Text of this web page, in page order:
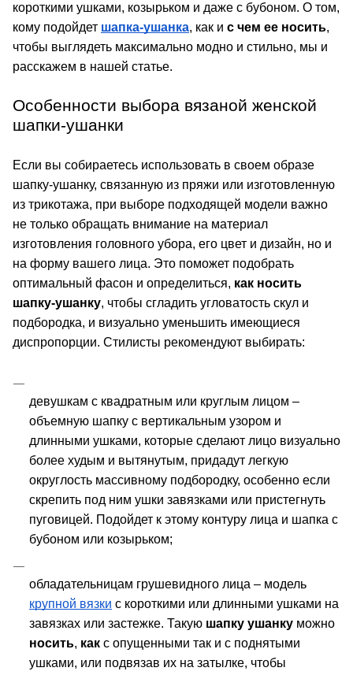
короткими ушками, козырьком и даже с бубоном. О том,
кому подойдет шапка-ушанка, как и с чем ее носить,
чтобы выглядеть максимально модно и стильно, мы и
расскажем в нашей статье.
Особенности выбора вязаной женской
шапки-ушанки
Если вы собираетесь использовать в своем образе
шапку-ушанку, связанную из пряжи или изготовленную
из трикотажа, при выборе подходящей модели важно
не только обращать внимание на материал
изготовления головного убора, его цвет и дизайн, но и
на форму вашего лица. Это поможет подобрать
оптимальный фасон и определиться, как носить
шапку-ушанку, чтобы сгладить угловатость скул и
подбородка, и визуально уменьшить имеющиеся
диспропорции. Стилисты рекомендуют выбирать:
девушкам с квадратным или круглым лицом –
объемную шапку с вертикальным узором и
длинными ушками, которые сделают лицо визуально
более худым и вытянутым, придадут легкую
округлость массивному подбородку, особенно если
скрепить под ним ушки завязками или пристегнуть
пуговицей. Подойдет к этому контуру лица и шапка с
бубоном или козырьком;
крупной вязки с короткими или длинными ушками на
завязках или застежке. Такую шапку ушанку
носить, как с опущенными так и с поднятыми
ушками, или подвязав их на затылке, чтобы